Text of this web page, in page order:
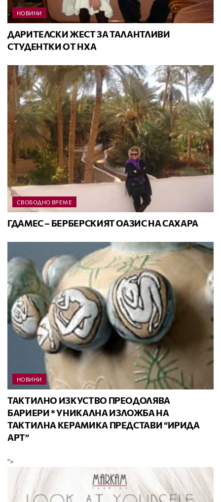
НОВИНИ
ДАРИТЕЛСКИ ЖЕСТ ЗА ТАЛАНТЛИВИ
СТУДЕНТКИ ОТ НХА
СВОБОДНО ВРЕМЕ
ГДАМЕС – БЕРБЕРСКИЯТ ОАЗИС НА САХАРА
НОВИНИ
ТАКТИЛНО ИЗКУСТВО ПРЕОДОЛЯВА
БАРИЕРИ * УНИКАЛНА ИЗЛОЖБА НА
ТАКТИЛНА КЕРАМИКА ПРЕДСТАВИ “ИРИДА
АРТ”
">